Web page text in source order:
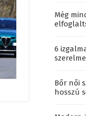
Még
6
Bőr női
hosszú